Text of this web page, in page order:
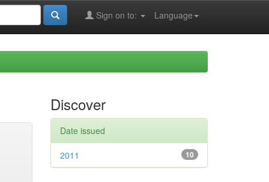
Language
Sign on to:
Discover
Date issued
10
2011